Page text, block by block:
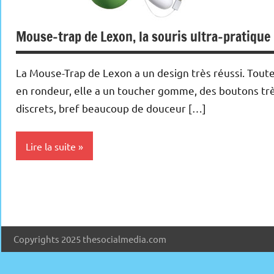
Mouse-trap de Lexon, la souris ultra-pratique
La Mouse-Trap de Lexon a un design très réussi.
en rondeur, elle a un toucher gomme, des boutons
discrets, bref beaucoup de douceur […]
Lire la suite
Copyrights 2025 thesocialmedia.com